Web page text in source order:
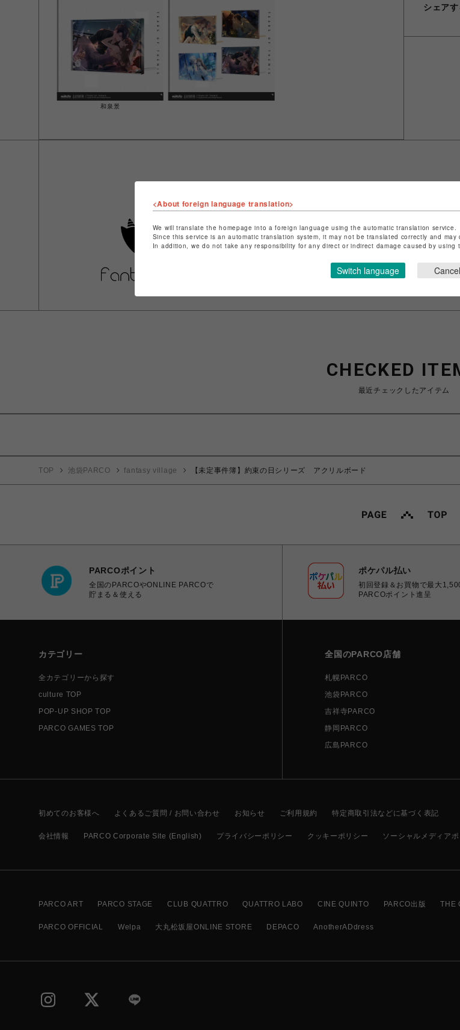
和泉景
シェアす
ショップ名
fantasy village
店舗名
池袋PARCO
特定商取引法など法令に基づく表記はこちら
ショップお問い合わせはこちら
CHECKED
最近チェックしたアイテム
TOP 池袋PARCO fantasy village 【未定事件簿】約束の日シリーズ アクリルボード
PARCOポイント
全国のPARCOやONLINE PARCOで
貯まる＆使える
ポケパル払い
初回登録＆お買物で最大
PARCOポイント進呈
カテゴリー
全カテゴリーから探す
culture TOP
POP-UP SHOP TOP
PARCO GAMES TOP
全国のPARCO店舗
札幌PARCO
池袋PARCO
吉祥寺PARCO
静岡PARCO
広島PARCO
初めてのお客様へ よくあるご質問 / お問い合わせ お知らせ ご利用規約 特定商取引法などに基づく表記
会社情報 PARCO Corporate Site (English) プライバシーポリシー クッキーポリシー ソーシャルメディア
PARCO ART PARCO STAGE CLUB QUATTRO QUATTRO LABO CINE QUINTO PARCO出版 THE
PARCO OFFICIAL Welpa 大丸松坂屋ONLINE STORE DEPACO AnotherADdress
<About foreign language translation>
We will translate the homepage into a foreign language using the automatic translation service.
Since this service is an automatic translation system, it may not be translated correctly and
In addition, we do not take any responsibility for any direct or indirect damage caused by
Switch language Cancel